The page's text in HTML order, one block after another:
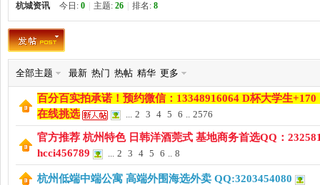
杭 »
杭城资讯 今日: 0 主题: 26 排名: 8
全部主题 最新 热门 热帖 精华 更多
百分百实拍承诺！预约微信：13348916064 D杯大学生
在线挑选
... 2 3 4 5 6 .. 2576
官方推荐 杭州特色 日韩洋酒莞式 基地商务首选QQ：
hcci456789
... 2 3 4 5 6 .. 8
杭州低端中端公寓 高端外围海选外卖 QQ:3203454080